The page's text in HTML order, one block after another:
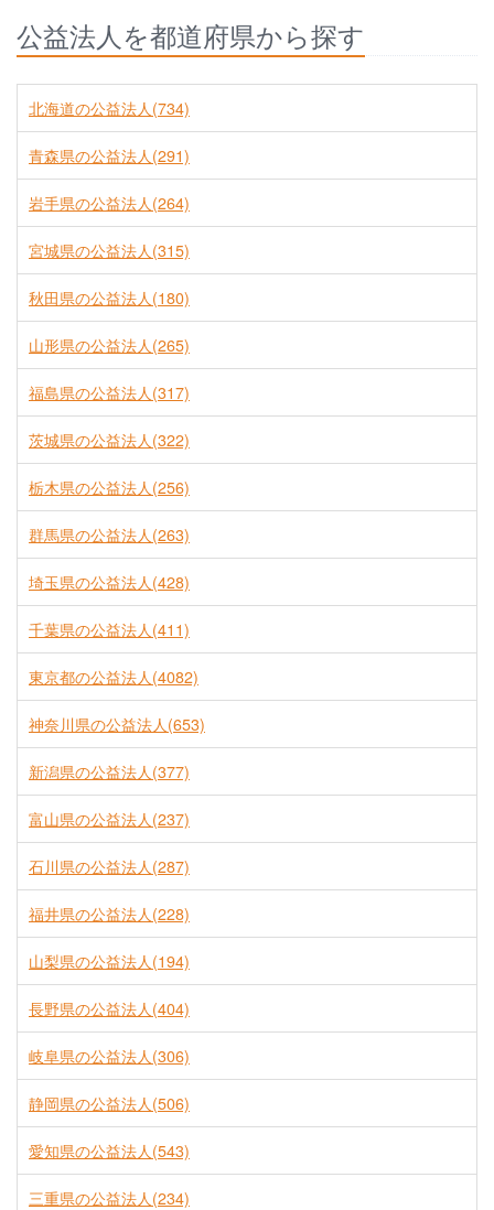
公益法人を都道府県から探す
北海道の公益法人(734)
青森県の公益法人(291)
岩手県の公益法人(264)
宮城県の公益法人(315)
秋田県の公益法人(180)
山形県の公益法人(265)
福島県の公益法人(317)
茨城県の公益法人(322)
栃木県の公益法人(256)
群馬県の公益法人(263)
埼玉県の公益法人(428)
千葉県の公益法人(411)
東京都の公益法人(4082)
神奈川県の公益法人(653)
新潟県の公益法人(377)
富山県の公益法人(237)
石川県の公益法人(287)
福井県の公益法人(228)
山梨県の公益法人(194)
長野県の公益法人(404)
岐阜県の公益法人(306)
静岡県の公益法人(506)
愛知県の公益法人(543)
三重県の公益法人(234)